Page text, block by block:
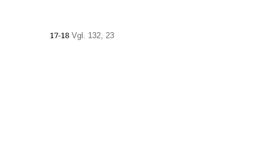
17-18 Vgl. 132, 23